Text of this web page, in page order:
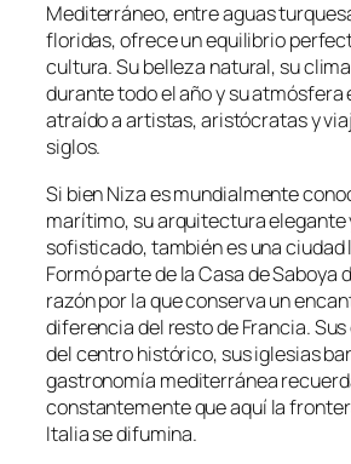
Mediterráneo, entre aguas
floridas, ofrece un equilibrio
cultura. Su belleza natural, su
durante todo el año y su atmósfera
atraído a artistas, aristócratas y
siglos.
Si bien Niza es mundialmente
marítimo, su arquitectura elegante
sofisticado, también es una ciudad
Formó parte de la Casa de Saboya
razón por la que conserva un
diferencia del resto de Francia.
del centro histórico, sus iglesias
gastronomía mediterránea
constantemente que aquí la
Italia se difumina.